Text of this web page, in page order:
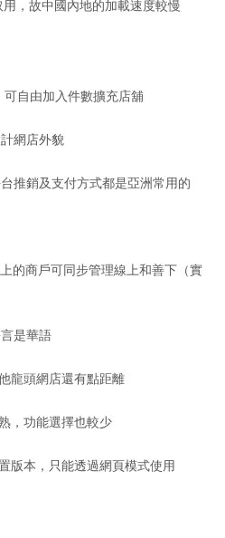
，故中國內地的加載速度較慢
自由加入件數擴充店舖
網店外貌
推銷及支付方式都是亞洲常用的
的商戶可同步管理線上和善下（實
是華語
龍頭網店還有點距離
，功能選擇也較少
版本，只能透過網頁模式使用